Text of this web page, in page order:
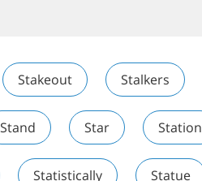
Stakeout Stalkers
Stand Star Station
Statistically Statue